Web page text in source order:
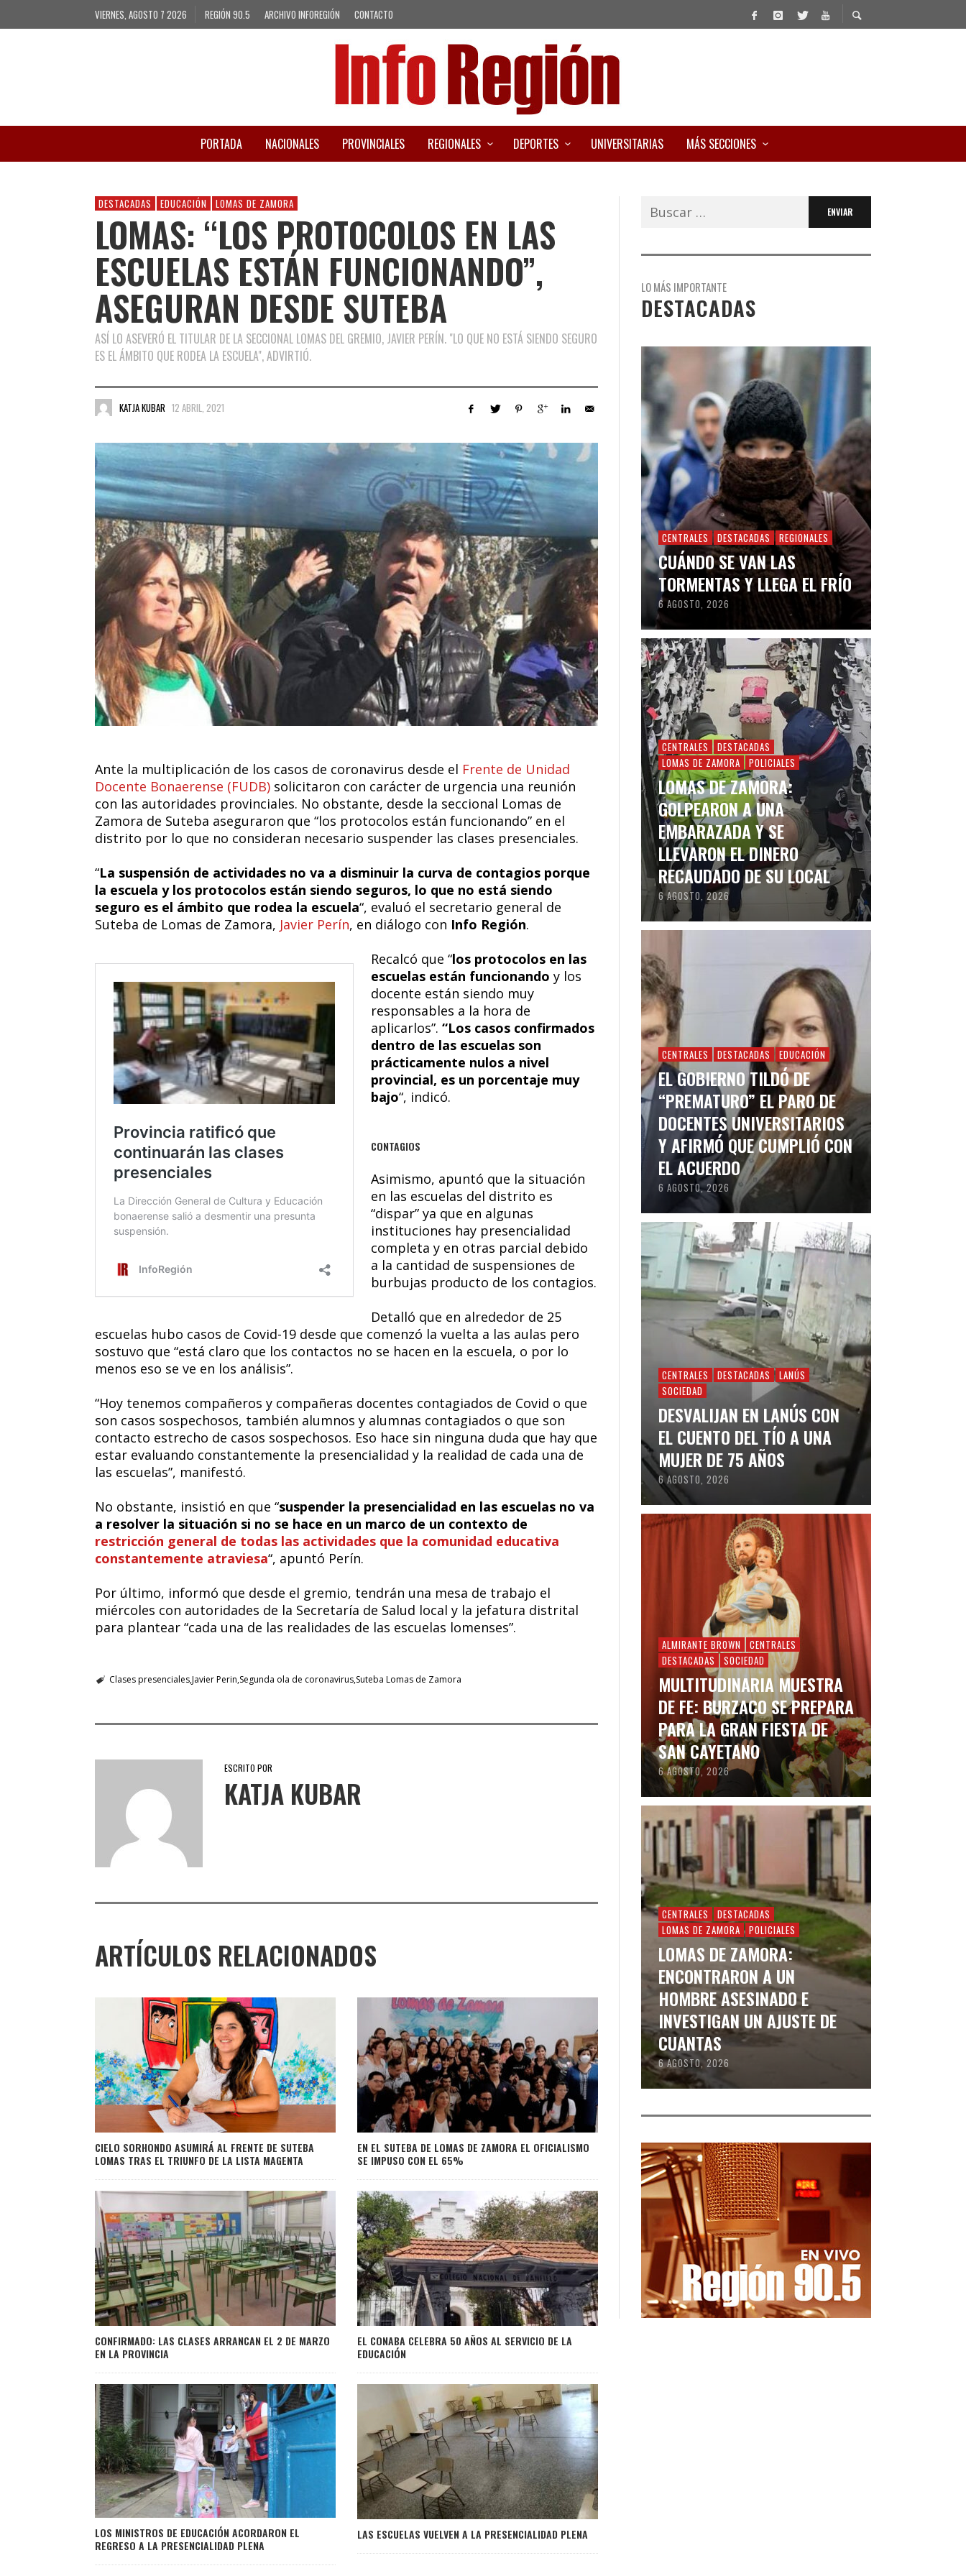
VIERNES, AGOSTO 7 2026 REGIÓN 90.5 ARCHIVO INFOREGIÓN CONTACTO
PORTADA NACIONALES PROVINCIALES REGIONALES DEPORTES UNIVERSITARIAS MÁS SECCIONES
DESTACADAS EDUCACIÓN LOMAS DE ZAMORA
LOMAS: “LOS PROTOCOLOS EN LAS
ESCUELAS ESTÁN FUNCIONANDO”,
ASEGURAN DESDE SUTEBA
ASÍ LO ASEVERÓ EL TITULAR DE LA SECCIONAL LOMAS DEL GREMIO, JAVIER PERÍN. "LO QUE NO ESTÁ SIENDO SEGURO
ES EL ÁMBITO QUE RODEA LA ESCUELA", ADVIRTIÓ.
KATJA KUBAR 12 ABRIL, 2021
Ante la multiplicación de los casos de coronavirus desde el Frente de Unidad
Docente Bonaerense (FUDB) solicitaron con carácter de urgencia una reunión
con las autoridades provinciales. No obstante, desde la seccional Lomas de
Zamora de Suteba aseguraron que “los protocolos están funcionando” en el
distrito por lo que no consideran necesario suspender las clases presenciales.
“La suspensión de actividades no va a disminuir la curva de contagios porque
la escuela y los protocolos están siendo seguros, lo que no está siendo
seguro es el ámbito que rodea la escuela“, evaluó el secretario general de
Suteba de Lomas de Zamora, Javier Perín, en diálogo con Info Región.
Recalcó que “los protocolos en las
escuelas están funcionando y los
docente están siendo muy
responsables a la hora de
aplicarlos”. “Los casos confirmados
dentro de las escuelas son
prácticamente nulos a nivel
provincial, es un porcentaje muy
bajo“, indicó.
CONTAGIOS
Asimismo, apuntó que la situación
en las escuelas del distrito es
“dispar” ya que en algunas
instituciones hay presencialidad
completa y en otras parcial debido
a la cantidad de suspensiones de
burbujas producto de los contagios.
Detalló que en alrededor de 25
escuelas hubo casos de Covid-19 desde que comenzó la vuelta a las aulas pero
sostuvo que “está claro que los contactos no se hacen en la escuela, o por lo
menos eso se ve en los análisis”.
“Hoy tenemos compañeros y compañeras docentes contagiados de Covid o que
son casos sospechosos, también alumnos y alumnas contagiados o que son
contacto estrecho de casos sospechosos. Eso hace sin ninguna duda que hay que
estar evaluando constantemente la presencialidad y la realidad de cada una de
las escuelas”, manifestó.
No obstante, insistió en que “suspender la presencialidad en las escuelas no va
a resolver la situación si no se hace en un marco de un contexto de
restricción general de todas las actividades que la comunidad educativa
constantemente atraviesa“, apuntó Perín.
Por último, informó que desde el gremio, tendrán una mesa de trabajo el
miércoles con autoridades de la Secretaría de Salud local y la jefatura distrital
para plantear “cada una de las realidades de las escuelas lomenses”.
Clases presencialesJavier Perin Segunda ola de coronavirusSuteba Lomas de Zamora
ESCRITO POR
KATJA KUBAR
ARTÍCULOS RELACIONADOS
CIELO SORHONDO ASUMIRÁ AL FRENTE DE SUTEBA
LOMAS TRAS EL TRIUNFO DE LA LISTA MAGENTA
EN EL SUTEBA DE LOMAS DE ZAMORA EL OFICIALISMO
SE IMPUSO CON EL 65%
CONFIRMADO: LAS CLASES ARRANCAN EL 2 DE MARZO
EN LA PROVINCIA
EL CONABA CELEBRA 50 AÑOS AL SERVICIO DE LA
EDUCACIÓN
LOS MINISTROS DE EDUCACIÓN ACORDARON EL
REGRESO A LA PRESENCIALIDAD PLENA
LAS ESCUELAS VUELVEN A LA PRESENCIALIDAD PLENA
Buscar:
LO MÁS IMPORTANTE
DESTACADAS
CENTRALES DESTACADAS REGIONALES
CUÁNDO SE VAN LAS
TORMENTAS Y LLEGA EL FRÍO
6 AGOSTO, 2026
CENTRALES
DESTACADAS
LOMAS DE ZAMORA
POLICIALES
LOMAS DE ZAMORA:
GOLPEARON A UNA
EMBARAZADA Y SE
LLEVARON EL DINERO
RECAUDADO DE SU LOCAL
6 AGOSTO, 2026
CENTRALES DESTACADAS EDUCACIÓN
EL GOBIERNO TILDÓ DE
“PREMATURO” EL PARO DE
DOCENTES UNIVERSITARIOS
Y AFIRMÓ QUE CUMPLIÓ CON
EL ACUERDO
6 AGOSTO, 2026
CENTRALES DESTACADAS
LANÚS
SOCIEDAD
DESVALIJAN EN LANÚS CON
EL CUENTO DEL TÍO A UNA
MUJER DE 75 AÑOS
6 AGOSTO, 2026
ALMIRANTE BROWN
CENTRALES
DESTACADAS
SOCIEDAD
MULTITUDINARIA MUESTRA
DE FE: BURZACO SE PREPARA
PARA LA GRAN FIESTA DE
SAN CAYETANO
6 AGOSTO, 2026
CENTRALES
DESTACADAS
LOMAS DE ZAMORA
POLICIALES
LOMAS DE ZAMORA:
ENCONTRARON A UN
HOMBRE ASESINADO E
INVESTIGAN UN AJUSTE DE
CUANTAS
6 AGOSTO, 2026